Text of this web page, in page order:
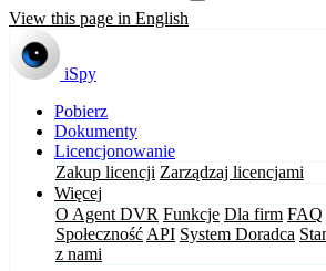
View this page in English
iSpy
Pobierz
Dokumenty
Licencjonowanie
Zakup licencji Zarządzaj licencjami
Więcej
O Agent DVR Funkcje Dla firm FAQ
Społeczność API System Doradca
z nami